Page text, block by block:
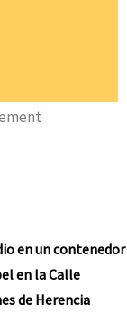
en un contenedor
en la Calle
de Herencia